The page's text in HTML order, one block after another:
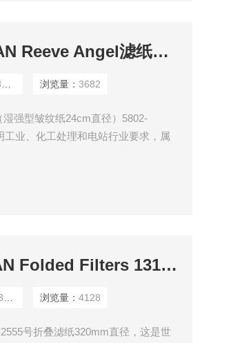
5802-6698 5802-125WHATMAN Reeve Angel滤纸Grade 802号滤纸（湿强型皱纹纸24cm直径）
浏览量：3682
强型皱纹纸24cm直径）5802-
工业、化工处理和电站行业要求，属
10313953 10313947WHATMAN Folded Filters 1313953啤酒过滤滤纸2555号折叠滤纸
浏览量：4128
号折叠滤纸320mm直径，这是世